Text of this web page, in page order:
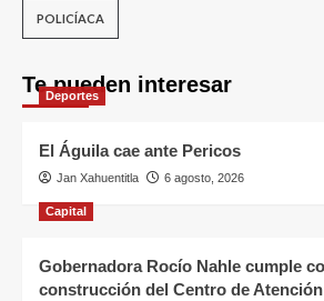
POLICÍACA
Te pueden interesar
Deportes
El Águila cae ante Pericos
Jan Xahuentitla 6 agosto, 2026
Capital
Gobernadora Rocío Nahle cumple
construcción del Centro de